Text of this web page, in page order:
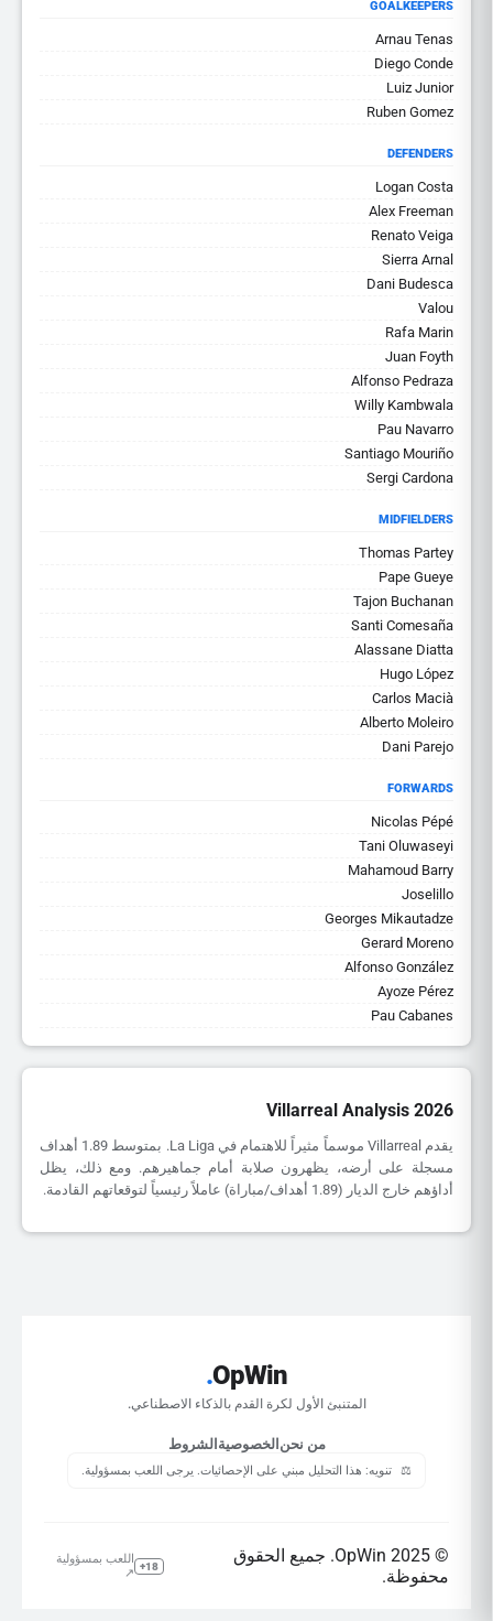
GOALKEEPERS
Arnau Tenas
Diego Conde
Luiz Junior
Ruben Gomez
DEFENDERS
Logan Costa
Alex Freeman
Renato Veiga
Sierra Arnal
Dani Budesca
Valou
Rafa Marin
Juan Foyth
Alfonso Pedraza
Willy Kambwala
Pau Navarro
Santiago Mouriño
Sergi Cardona
MIDFIELDERS
Thomas Partey
Pape Gueye
Tajon Buchanan
Santi Comesaña
Alassane Diatta
Hugo López
Carlos Macià
Alberto Moleiro
Dani Parejo
FORWARDS
Nicolas Pépé
Tani Oluwaseyi
Mahamoud Barry
Joselillo
Georges Mikautadze
Gerard Moreno
Alfonso González
Ayoze Pérez
Pau Cabanes
Villarreal Analysis 2026
يقدم Villarreal موسماً مثيراً للاهتمام في La Liga. بمتوسط 1.89 أهداف
مسجلة على أرضه، يظهرون صلابة أمام جماهيرهم. ومع ذلك، يظل
أداؤهم خارج الديار (1.89 أهداف/مباراة) عاملاً رئيسياً لتوقعاتهم القادمة.
OpWin
.
المتنبئ الأول لكرة القدم بالذكاء الاصطناعي.
من نحن الخصوصية الشروط
⚖️ تنويه: هذا التحليل مبني على الإحصائيات. يرجى اللعب بمسؤولية.
© 2025 OpWin. جميع الحقوق
محفوظة.
18+
اللعب بمسؤولية
↗